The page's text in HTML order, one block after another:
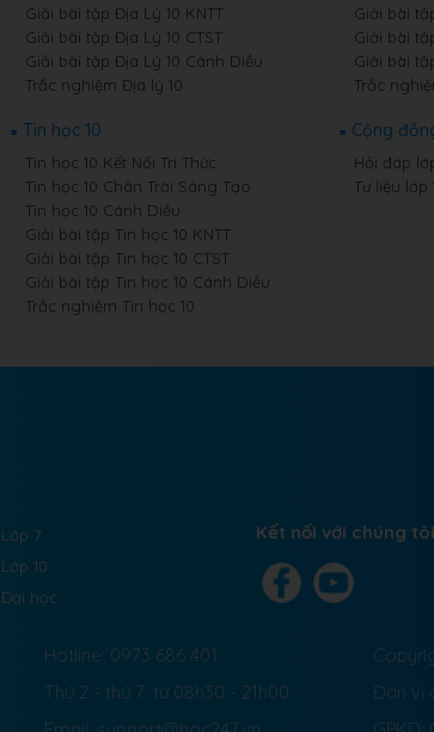
Giải bài tập Địa Lý 10 KNTT
Giải bài tập Địa Lý 10 CTST
Giải bài tập Địa Lý 10 Cánh Diều
Trắc nghiệm Địa lý 10
Giải bài
Giải bài
Giải bài
Trắc
Tin học 10
Tin học 10 Kết Nối Tri Thức
Tin học 10 Chân Trời Sáng Tạo
Tin học 10 Cánh Diều
Giải bài tập Tin học 10 KNTT
Giải bài tập Tin học 10 CTST
Giải bài tập Tin học 10 Cánh Diều
Trắc nghiệm Tin học 10
Cộng
Hỏi đáp
Tư liệu lớp
Lớp 7
Lớp 10
Đại học
Kết nối với chúng tôi
Hotline: 0973 686 401
Thứ 2 - thứ 7: từ 08h30 - 21h00
Đơn vị